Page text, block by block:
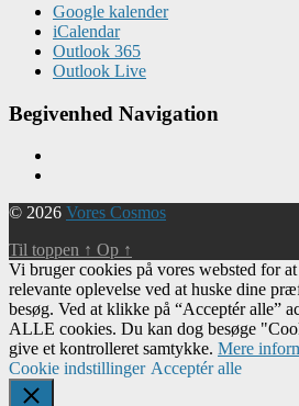
Google kalender
iCalendar
Outlook 365
Outlook Live
Begivenhed Navigation
© 2026 Vores Cosmos
Til toppen ↑ Op ↑
Vi bruger cookies på vores websted for
relevante oplevelse ved at huske dine
besøg. Ved at klikke på “Acceptér alle”
ALLE cookies. Du kan dog besøge
give et kontrolleret samtykke. Mere
Cookie indstillinger Acceptér alle